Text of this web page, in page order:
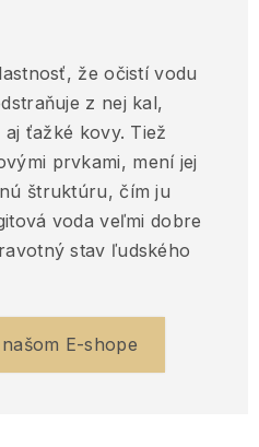
že očistí vodu
z nej kal,
ťažké kovy. Tiež
prvkami, mení jej
štruktúru, čím ju
voda veľmi dobre
stav ľudského
E-shope